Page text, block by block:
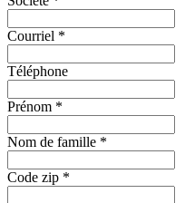
Courriel *
Téléphone
Prénom *
Nom de famille *
Code zip *